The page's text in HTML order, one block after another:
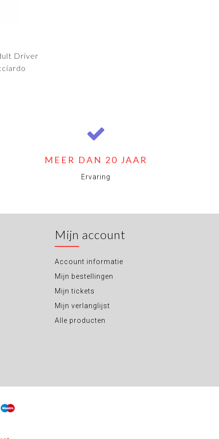
Driver
MEER DAN 20 JAAR
Ervaring
Mijn account
Account informatie
Mijn bestellingen
Mijn tickets
Mijn verlanglijst
Alle producten